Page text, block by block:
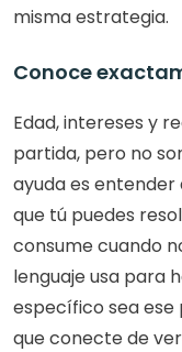
misma estrategia.
Conoce
Edad, intereses y
partida, pero no
ayuda es
que tú puedes
consume cuando
lenguaje usa para
específico sea
que conecte de